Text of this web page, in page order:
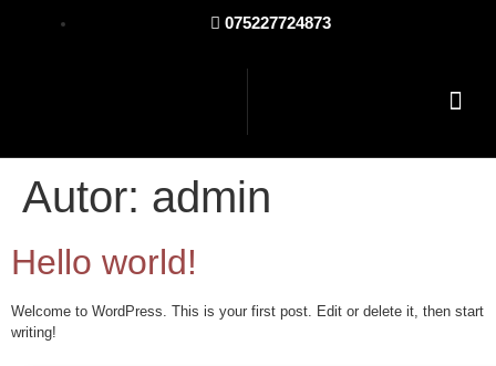
075227724873
Autor: admin
Hello world!
Welcome to WordPress. This is your first post. Edit or delete it, then start
writing!